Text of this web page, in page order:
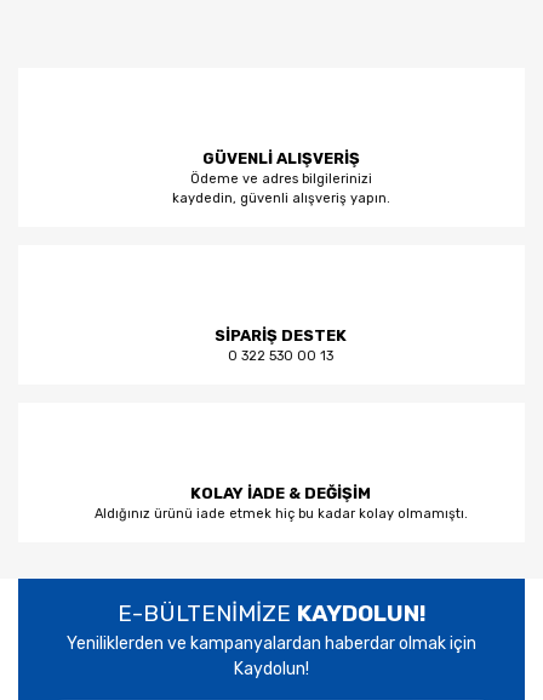
GÜVENLİ ALIŞVERİŞ
Ödeme ve adres bilgilerinizi
kaydedin, güvenli alışveriş yapın.
SİPARİŞ DESTEK
0 322 530 00 13
KOLAY İADE & DEĞİŞİM
Aldığınız ürünü iade etmek hiç bu kadar kolay olmamıştı.
E-BÜLTENİMİZE KAYDOLUN!
Yeniliklerden ve kampanyalardan haberdar olmak için
Kaydolun!